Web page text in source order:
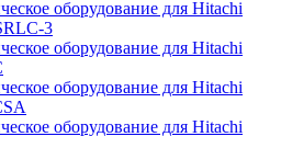
оборудование для Hitachi
3
оборудование для Hitachi
оборудование для Hitachi
оборудование для Hitachi